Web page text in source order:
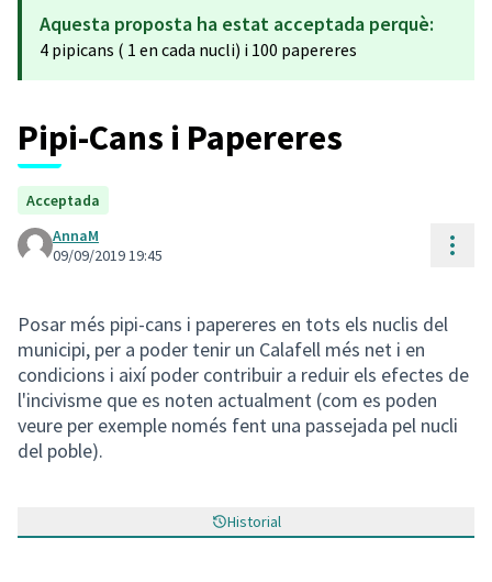
Aquesta proposta ha estat acceptada perquè:
4 pipicans ( 1 en cada nucli) i 100 papereres
Pipi-Cans i Papereres
Acceptada
AnnaM
09/09/2019 19:45
Posar més pipi-cans i papereres en tots els nuclis del
municipi, per a poder tenir un Calafell més net i en
condicions i així poder contribuir a reduir els efectes de
l'incivisme que es noten actualment (com es poden
veure per exemple només fent una passejada pel nucli
del poble).
Historial